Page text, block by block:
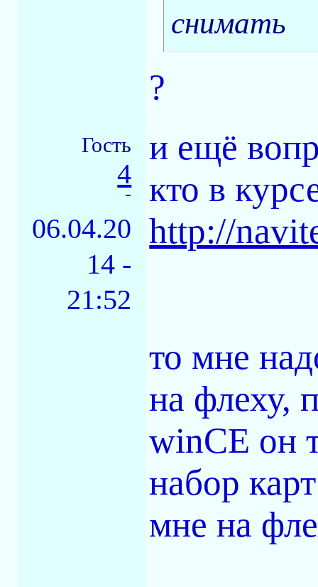
снимать
?
Гость
4
-
06.04.20
14 -
21:52
и ещё
кто в
http://
то мне
на флеху,
winCE он
набор
мне на